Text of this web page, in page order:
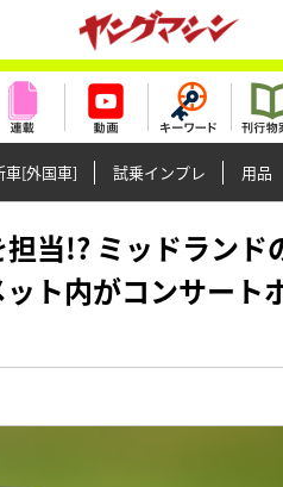
車[外国車] 試乗インプレ 用品
当!? ミッドランド
ト内がコンサート